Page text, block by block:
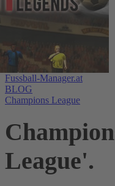
Fussball-Manager.at
BLOG
Champions League
League'.